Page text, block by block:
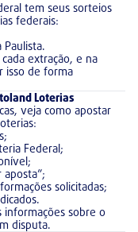
tem seus sorteios
federais:
Paulista.
extração, e na
isso de forma
Loterias
veja como apostar
Federal;
aposta”;
solicitadas;
informações sobre o
disputa.